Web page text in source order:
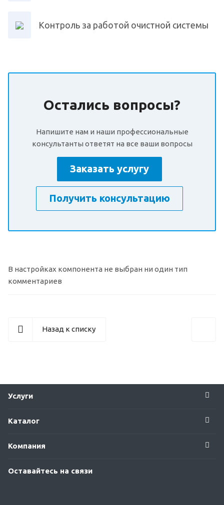
Контроль за работой очистной системы
Остались вопросы?
Напишите нам и наши профессиональные
консультанты ответят на все ваши вопросы
Заказать услугу
Получить консультацию
В настройках компонента не выбран ни один тип
комментариев
Назад к списку
Услуги
Каталог
Компания
Оставайтесь на связи